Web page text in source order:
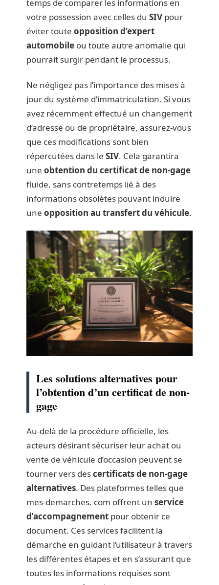
temps de comparer les informations en
votre possession avec celles du SIV pour
éviter toute opposition d’expert
automobile ou toute autre anomalie qui
pourrait surgir pendant le processus.
Ne négligez pas l’importance des mises à
jour du système d’immatriculation. Si vous
avez récemment effectué un changement
d’adresse ou de propriétaire, assurez-vous
que ces modifications sont bien
répercutées dans le SIV. Cela garantira
une obtention du certificat de non-gage
fluide, sans contretemps lié à des
informations obsolètes pouvant induire
une opposition au transfert du véhicule.
Les solutions alternatives pour
l’obtention d’un certificat de non-
gage
Au-delà de la procédure officielle, les
acteurs désirant sécuriser leur achat ou
vente de véhicule d’occasion peuvent se
tourner vers descertificats de non-gage
alternatives. Des plateformes telles que
mes-demarches. com offrent un service
d’accompagnement pour obtenir ce
document. Ces services facilitent la
démarche en guidant l’utilisateur à travers
les différentes étapes et en s’assurant que
toutes les informations requises sont